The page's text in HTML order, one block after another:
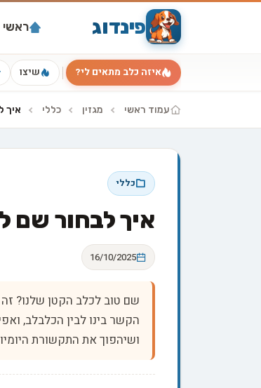
פינדוג ראשי
איזה כלב מתאים לי? שיצו
עמוד ראשי מגזין כללי איך
כללי
איך לבחור שם
16/10/2025
שם טוב לכלב הקטן שלנו?
הקשר בינו לבין הכלבלב,
ושיהפוך את התקשורת